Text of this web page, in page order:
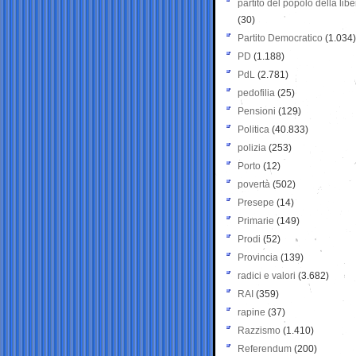
partito del popolo della
(30)
Partito Democratico (1.034)
PD (1.188)
PdL (2.781)
pedofilia (25)
Pensioni (129)
Politica (40.833)
polizia (253)
Porto (12)
povertà (502)
Presepe (14)
Primarie (149)
Prodi (52)
Provincia (139)
radici e valori (3.682)
RAI (359)
rapine (37)
Razzismo (1.410)
Referendum (200)